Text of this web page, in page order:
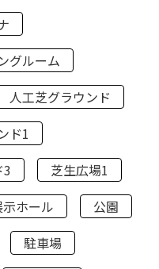
グルーム
人工芝グラウンド
ド1
3
芝生広場1
ホール
公園
駐車場